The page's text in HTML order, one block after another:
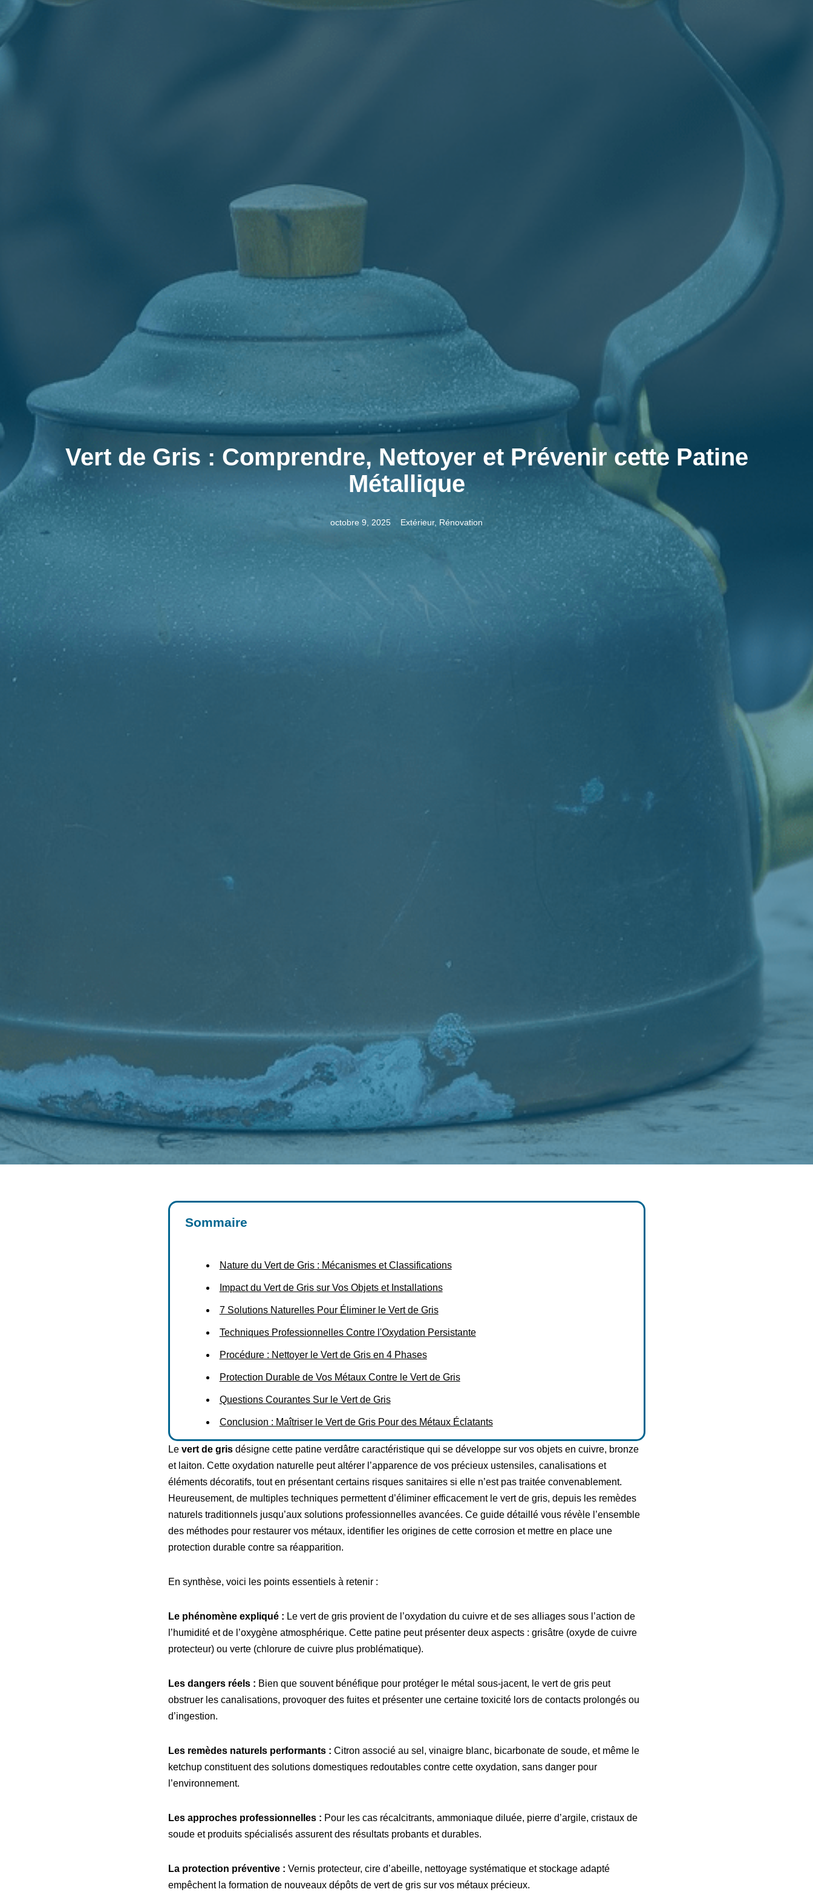
Vert de Gris : Comprendre, Nettoyer et Prévenir cette Patine
Métallique
octobre 9, 2025 Extérieur, Rénovation
Sommaire
Nature du Vert de Gris : Mécanismes et Classifications
Impact du Vert de Gris sur Vos Objets et Installations
7 Solutions Naturelles Pour Éliminer le Vert de Gris
Techniques Professionnelles Contre l'Oxydation Persistante
Procédure : Nettoyer le Vert de Gris en 4 Phases
Protection Durable de Vos Métaux Contre le Vert de Gris
Questions Courantes Sur le Vert de Gris
Conclusion : Maîtriser le Vert de Gris Pour des Métaux Éclatants
Le vert de grisdésigne cette patine verdâtre caractéristique qui se développe sur vos objets en cuivre, bronze
et laiton. Cette oxydation naturelle peut altérer l’apparence de vos précieux ustensiles, canalisations et
éléments décoratifs, tout en présentant certains risques sanitaires si elle n’est pas traitée convenablement.
Heureusement, de multiples techniques permettent d’éliminer efficacement le vert de gris, depuis les remèdes
naturels traditionnels jusqu’aux solutions professionnelles avancées. Ce guide détaillé vous révèle l’ensemble
des méthodes pour restaurer vos métaux, identifier les origines de cette corrosion et mettre en place une
protection durable contre sa réapparition.
En synthèse, voici les points essentiels à retenir :
Le phénomène expliqué : Le vert de gris provient de l’oxydation du cuivre et de ses alliages sous l’action de
l’humidité et de l’oxygène atmosphérique. Cette patine peut présenter deux aspects : grisâtre (oxyde de cuivre
protecteur) ou verte (chlorure de cuivre plus problématique).
Les dangers réels : Bien que souvent bénéfique pour protéger le métal sous-jacent, le vert de gris peut
obstruer les canalisations, provoquer des fuites et présenter une certaine toxicité lors de contacts prolongés ou
d’ingestion.
Les remèdes naturels performants : Citron associé au sel, vinaigre blanc, bicarbonate de soude, et même le
ketchup constituent des solutions domestiques redoutables contre cette oxydation, sans danger pour
l’environnement.
Les approches professionnelles : Pour les cas récalcitrants, ammoniaque diluée, pierre d’argile, cristaux de
soude et produits spécialisés assurent des résultats probants et durables.
La protection préventive : Vernis protecteur, cire d’abeille, nettoyage systématique et stockage adapté
empêchent la formation de nouveaux dépôts de vert de gris sur vos métaux précieux.